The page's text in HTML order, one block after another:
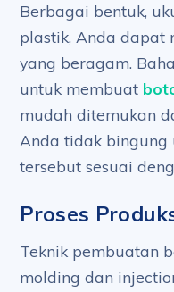
Berbagai bentuk,
plastik, Anda dapat
yang beragam.
untuk membuat
mudah ditemukan
Anda tidak bingung
tersebut sesuai
Proses
Teknik pembuatan
molding dan